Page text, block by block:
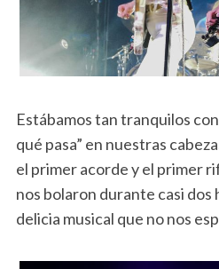
Estábamos tan tranquilos
qué pasa” en nuestras
el primer acorde y el primer
nos bolaron durante casi dos
delicia musical que no nos